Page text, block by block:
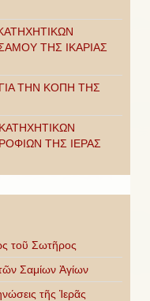
ΤΗΣ ΙΚΑΡΙΑΣ
ΤΗΝ ΚΟΠΗ ΤΗΣ
ΤΗΣ ΙΕΡΑΣ
τοῦ Σωτῆρος
Σαμίων Ἁγίων
τῆς Ἱερᾶς